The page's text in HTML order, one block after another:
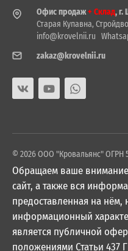
Офис продаж+ Склад,
Старая Купавна,
info@krovelnii.ru
zakaz@krovelnii.ru
© 2026 ООО "Кровальянс" ОГРН
Обращаем ваше
сайт, а также вся
предоставленная на нём,
информационный
является публичной
положениями Статьи 437